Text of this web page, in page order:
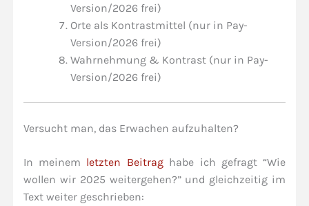
Version/2026 frei)
Orte als Kontrastmittel (nur in Pay-
Version/2026 frei)
Wahrnehmung & Kontrast (nur in Pay-
Version/2026 frei)
Versucht man, das Erwachen aufzuhalten?
In meinem letzten Beitraghabe ich gefragt “Wie
wollen wir 2025 weitergehen?” und gleichzeitig im
Text weiter geschrieben: